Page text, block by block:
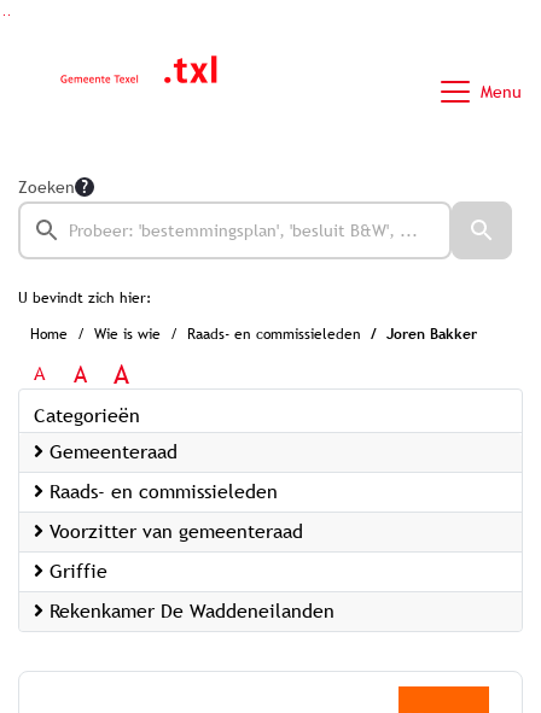
Menu
Zoeken
U bevindt zich hier:
Home Wie is wie Raads- en commissieleden Joren Bakker
A A A
Categorieën
Gemeenteraad
Raads- en commissieleden
Voorzitter van gemeenteraad
Griffie
Rekenkamer De Waddeneilanden